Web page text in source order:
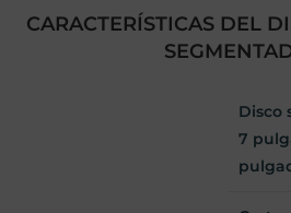
CARACTERÍSTICAS DEL
Disco
7